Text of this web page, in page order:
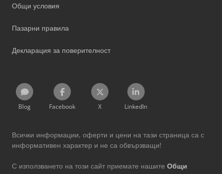
Общи условия
Пазарни правила
Декларация за поверителност
Blog Facebook X LinkedIn
Всички информации, оферти и цени на тази страница са с
информативен характер и не са обвързващи!
С използването на този сайт приемате нашите Общи